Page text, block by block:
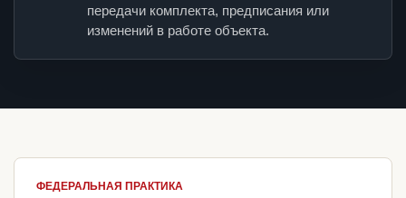
передачи комплекта, предписания или
изменений в работе объекта.
ФЕДЕРАЛЬНАЯ ПРАКТИКА